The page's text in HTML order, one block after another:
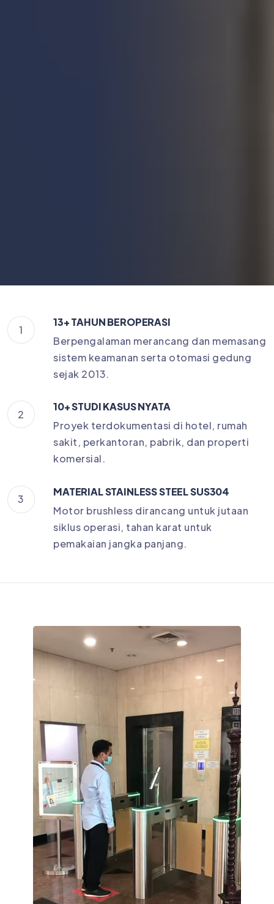
1
13+ TAHUN BEROPERASI
Berpengalaman merancang dan memasang
sistem keamanan serta otomasi gedung
sejak 2013.
2
10+ STUDI KASUS NYATA
Proyek terdokumentasi di hotel, rumah
sakit, perkantoran, pabrik, dan properti
komersial.
3
MATERIAL STAINLESS STEEL SUS304
Motor brushless dirancang untuk jutaan
siklus operasi, tahan karat untuk
pemakaian jangka panjang.